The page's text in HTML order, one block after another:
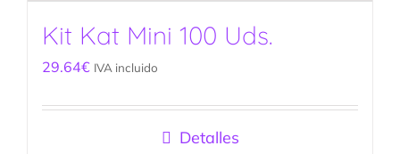
Kit Kat Mini 100 Uds.
29.64€ IVA incluido
Detalles